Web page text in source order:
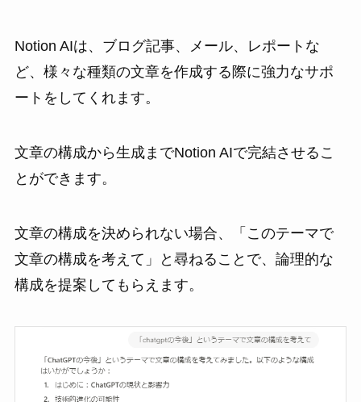
Notion AIは、ブログ記事、メール、レポートな
ど、様々な種類の文章を作成する際に強力なサポ
ートをしてくれます。
文章の構成から生成までNotion AIで完結させるこ
とができます。
文章の構成を決められない場合、「このテーマで
文章の構成を考えて」と尋ねることで、論理的な
構成を提案してもらえます。